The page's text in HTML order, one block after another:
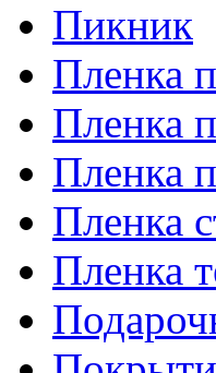
Пикник
Пленка
Пленка
Пленка
Пленка
Пленка